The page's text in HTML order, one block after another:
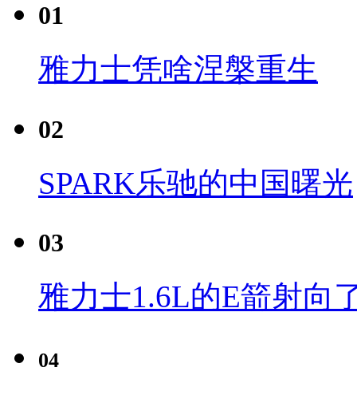
01
雅力士凭啥涅槃重生
02
SPARK乐驰的中国曙光
03
雅力士1.6L的E箭射向
04